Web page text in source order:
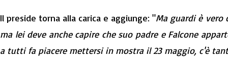
Il preside torna alla carica e aggiunge: "Ma guardi è vero
ma lei deve anche capire che suo padre e Falcone
a tutti fa piacere mettersi in mostra il 23 maggio, c'è